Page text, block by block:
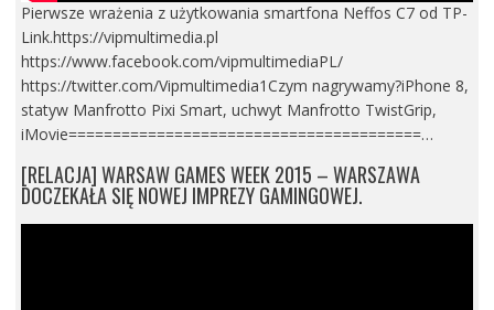
Pierwsze wrażenia z użytkowania smartfona Neffos C7 od TP-
Link.https://vipmultimedia.pl
https://www.facebook.com/vipmultimediaPL/
https://twitter.com/Vipmultimedia1Czym nagrywamy?iPhone 8,
statyw Manfrotto Pixi Smart, uchwyt Manfrotto TwistGrip,
iMovie========================================…
[RELACJA] WARSAW GAMES WEEK 2015 – WARSZAWA
DOCZEKAŁA SIĘ NOWEJ IMPREZY GAMINGOWEJ.